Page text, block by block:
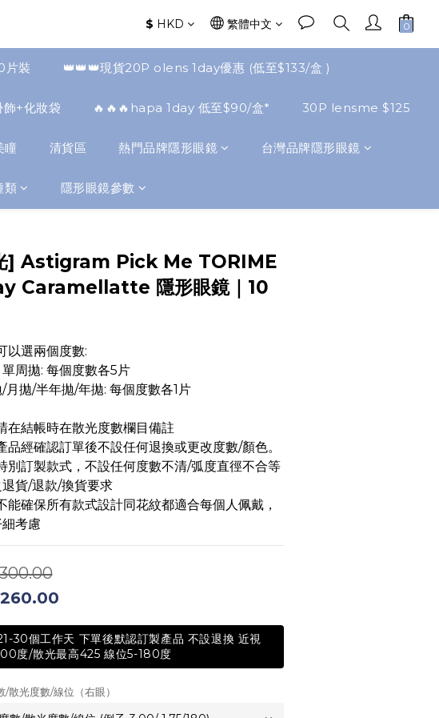
$ HKD 繁體中文
片裝 👑👑👑現貨20P olens 1day優惠 (低至$133/盒 )
+化妝袋 🔥🔥🔥hapa 1day 低至$90/盒* 30P lensme $125
瞳 清貨區 熱門品牌隱形眼鏡 台灣品牌隱形眼鏡
類 隱形眼鏡參數
] Astigram Pick Me TORIME
Caramellatte 隱形眼鏡｜10
以選兩個度數:
單周拋: 每個度數各5片
月拋/半年拋/年拋: 每個度數各1片
在結帳時在散光度數欄目備註
品經確認訂單後不設任何退換或更改度數/顏色。
別訂製款式，不設任何度數不清/弧度直徑不合等
貨/退款/換貨要求
能確保所有款式設計同花紋都適合每個人佩戴，
考慮
30個工作天 下單後默認訂製產品 不設退換 近視
度/散光最高425 線位5-180度
/散光度數/線位（右眼）